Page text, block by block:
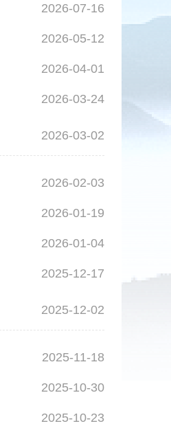
2026-07-16
2026-05-12
2026-04-01
2026-03-24
2026-03-02
2026-02-03
2026-01-19
2026-01-04
2025-12-17
2025-12-02
2025-11-18
2025-10-30
2025-10-23